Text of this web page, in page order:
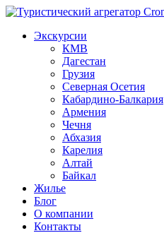
Экскурсии
КМВ
Дагестан
Грузия
Северная Осетия
Кабардино-Балкария
Армения
Чечня
Абхазия
Карелия
Алтай
Байкал
Жилье
Блог
О компании
Контакты